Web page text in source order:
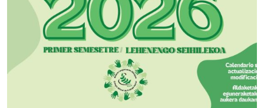
El texto aprobado es el resultado de un proceso de
elaboración coordinado por la Comisión
Deontológica del Consejo General del Trabajo
Social, que ha integrado las aportaciones
realizadas en los diferentes espacios de
participación profesional, entre ellos la
IIIRed Ética
REDTS), el Foro Reflexivo de